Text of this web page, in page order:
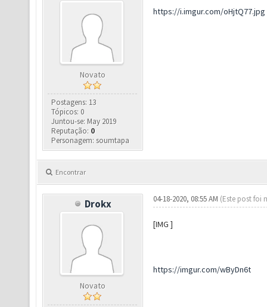
Novato
Postagens: 13
Tópicos: 0
Juntou-se: May 2019
Reputação: 0
Personagem: soumtapa
https://i.imgur.com/oHjtQ77.jpg
Encontrar
Drokx
Novato
04-18-2020, 08:55 AM (Este post foi
[IMG ]
https://imgur.com/wByDn6t